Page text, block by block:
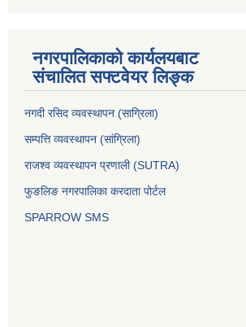
नगरपालिकाको कार्यलयबाट
संचालित सफ्टवेयर लिङ्क
नगदी रसिद व्यवस्थापन (साग्रिला)
सम्पत्ति व्यवस्थापन (सांग्रिला)
राजश्व व्यवस्थापन प्रणाली (SUTRA)
फुङलिङ नगरपालिका करदाता पोर्टल
SPARROW SMS